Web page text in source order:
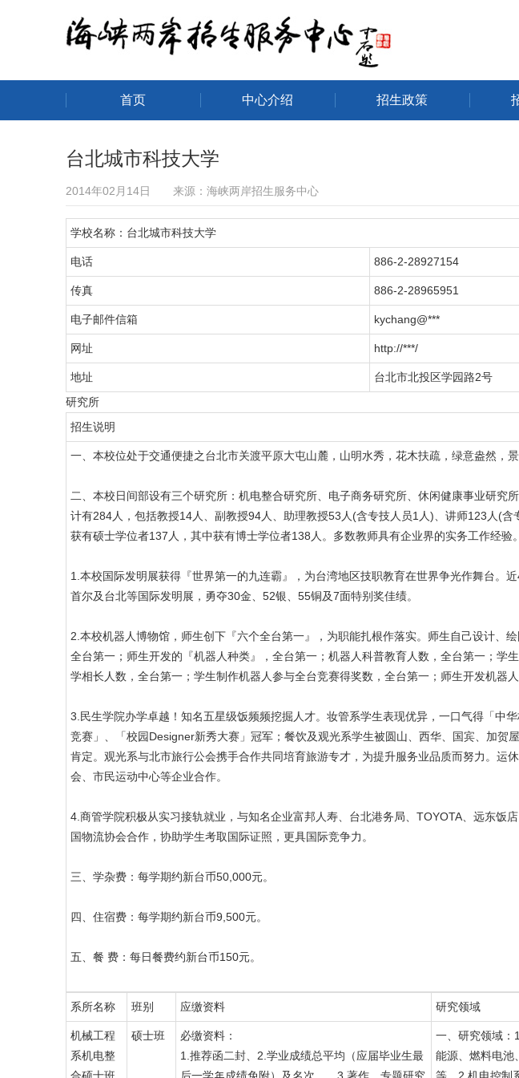
海峡两岸招生服务中心
首页 中心介绍 招生政策
台北城市科技大学
2014年02月14日 来源：海峡两岸招生服务中心
学校名称：台北城市科技大学
电话 886-2-28927154
传真 886-2-28965951
电子邮件信箱 kychang@***
网址 http://***/
地址
台北市北投区学园路2号
研究所
招生说明
一、本校位处于交通便捷之台北市关渡平原大屯山麓，山明水秀，花木扶疏，绿意盎然，景
二、本校日间部设有三个研究所：机电整合研究所、电子商务研究所、休闲健康事业研究
计有284人，包括教授14人、副教授94人、助理教授53人(含专技人员1人)、讲师123人(含
获有硕士学位者137人，其中获有博士学位者138人。多数教师具有企业界的实务工作经验。
1.本校国际发明展获得『世界第一的九连霸』，为台湾地区技职教育在世界争光作舞台。
首尔及台北等国际发明展，勇夺30金、52银、55铜及7面特别奖佳绩。
2.本校机器人博物馆，师生创下『六个全台第一』，为职能扎根作落实。师生自己设计、
全台第一；师生开发的『机器人种类』，全台第一；机器人科普教育人数，全台第一；学
学相长人数，全台第一；学生制作机器人参与全台竞赛得奖数，全台第一；师生开发机器
3.民生学院办学卓越！知名五星级饭频频挖掘人才。妆管系学生表现优异，一口气得「中
竞赛」、「校园Designer新秀大赛」冠军；餐饮及观光系学生被圆山、西华、国宾、加贺
肯定。观光系与北市旅行公会携手合作共同培育旅游专才，为提升服务业品质而努力。运
会、市民运动中心等企业合作。
4.商管学院积极从实习接轨就业，与知名企业富邦人寿、台北港务局、TOYOTA、远东饭
国物流协会合作，协助学生考取国际证照，更具国际竞争力。
三、学杂费：每学期约新台币50,000元。
四、住宿费：每学期约新台币9,500元。
五、餐 费：每日餐费约新台币150元。
系所名称 班别 应缴资料 研究领域
机械工程
系机电整
硕士班
必缴资料：
1.推荐函二封、2.学业成绩总平均（应届毕业生最
一、研究领域：
能源、燃料电池